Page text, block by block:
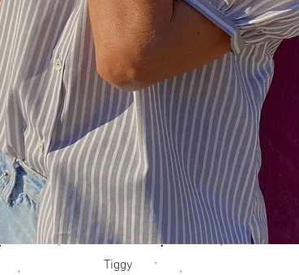
Aperçu rapide
Tiggy